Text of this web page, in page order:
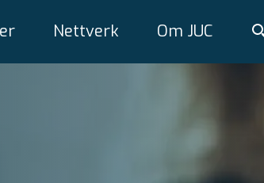
Nettverk Om JUC